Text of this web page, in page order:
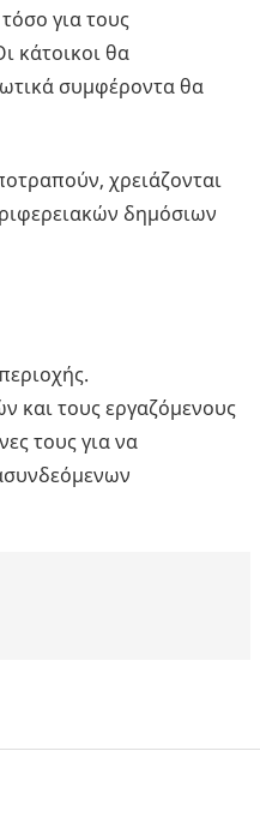
για τους
κάτοικοι θα
συμφέροντα θα
χρειάζονται
δημόσιων
και τους εργαζόμενους
τους για να